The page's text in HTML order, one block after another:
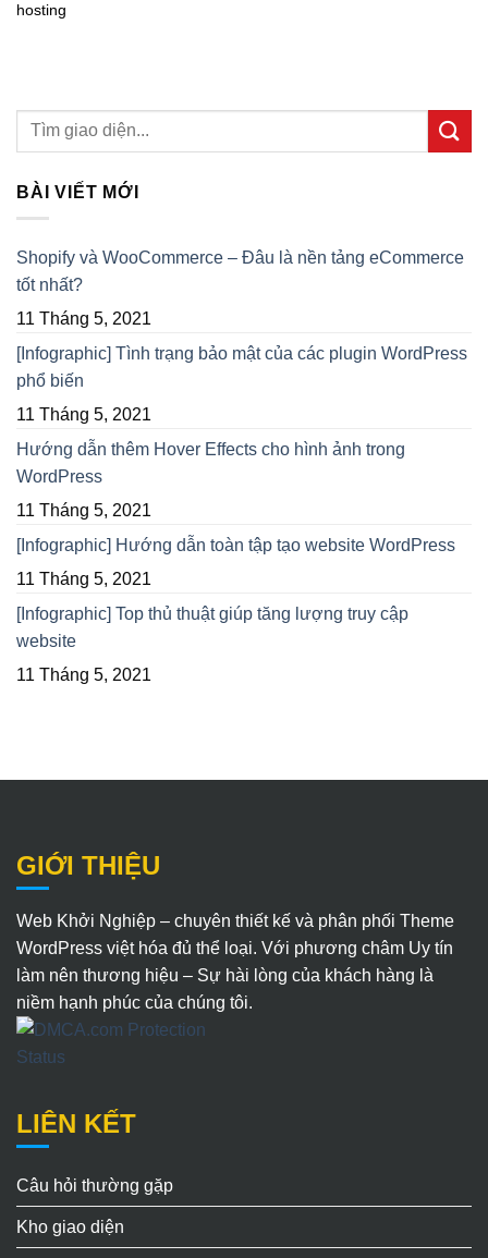
hosting
BÀI VIẾT MỚI
Shopify và WooCommerce – Đâu là nền tảng eCommerce
tốt nhất?
11 Tháng 5, 2021
[Infographic] Tình trạng bảo mật của các plugin WordPress
phổ biến
11 Tháng 5, 2021
Hướng dẫn thêm Hover Effects cho hình ảnh trong
WordPress
11 Tháng 5, 2021
[Infographic] Hướng dẫn toàn tập tạo website WordPress
11 Tháng 5, 2021
[Infographic] Top thủ thuật giúp tăng lượng truy cập
website
11 Tháng 5, 2021
GIỚI THIỆU
Web Khởi Nghiệp – chuyên thiết kế và phân phối Theme
WordPress việt hóa đủ thể loại. Với phương châm Uy tín
làm nên thương hiệu – Sự hài lòng của khách hàng là
niềm hạnh phúc của chúng tôi.
LIÊN KẾT
Câu hỏi thường gặp
Kho giao diện